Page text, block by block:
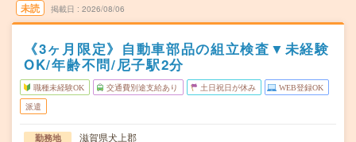
未読 掲載日 2026/08/06
《3ヶ月限定》自動車部品の組立検査▼未経験
OK/年齢不問/尼子駅2分
職種未経験OK 交通費別途支給あり 土日祝日が休み WEB登録OK
派遣
勤務地
滋賀県犬上郡